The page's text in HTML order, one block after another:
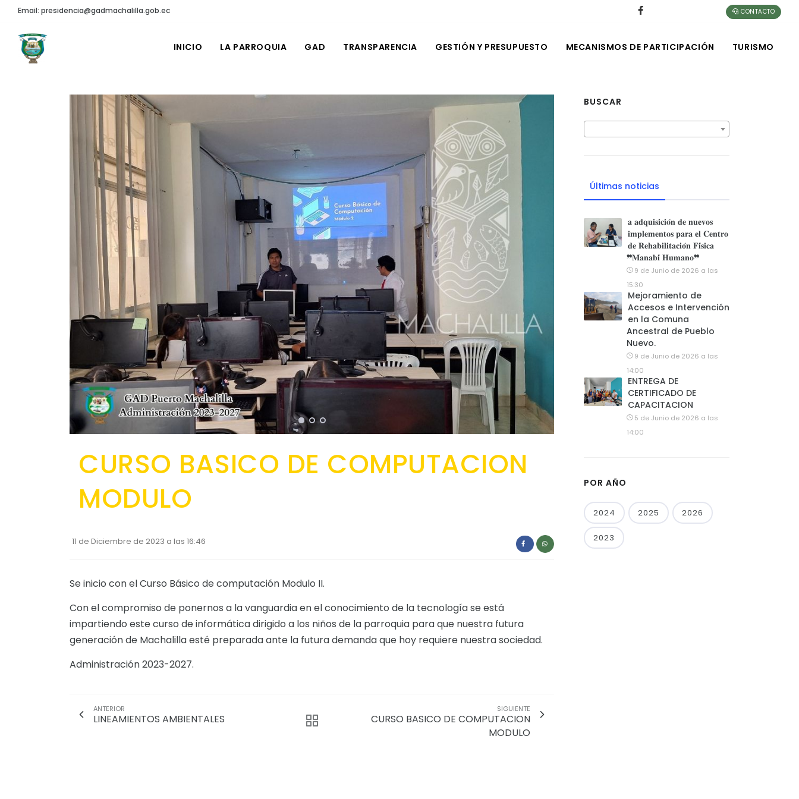
Email: presidencia@gadmachalilla.gob.ec CONTACTO
INICIO LA PARROQUIA GAD TRANSPARENCIA GESTIÓN Y PRESUPUESTO MECANISMOS DE PARTICIPACIÓN TURISMO
CURSO BASICO DE COMPUTACION
MODULO
11 de Diciembre de 2023 a las 16:46
Se inicio con el Curso Básico de computación Modulo II.
Con el compromiso de ponernos a la vanguardia en el conocimiento de la tecnología se está
impartiendo este curso de informática dirigido a los niños de la parroquia para que nuestra futura
generación de Machalilla esté preparada ante la futura demanda que hoy requiere nuestra sociedad.
Administración 2023-2027.
ANTERIOR
LINEAMIENTOS AMBIENTALES
SIGUIENTE
CURSO BASICO DE COMPUTACION
MODULO
BUSCAR
Últimas noticias
𝐚 𝐚𝐝𝐪𝐮𝐢𝐬𝐢𝐜𝐢𝐨́𝐧 𝐝𝐞 𝐧𝐮𝐞𝐯𝐨𝐬
𝐢𝐦𝐩𝐥𝐞𝐦𝐞𝐧𝐭𝐨𝐬 𝐩𝐚𝐫𝐚 𝐞𝐥 𝐂𝐞𝐧𝐭𝐫𝐨
𝐝𝐞 𝐑𝐞𝐡𝐚𝐛𝐢𝐥𝐢𝐭𝐚𝐜𝐢𝐨́𝐧 𝐅𝐢́𝐬𝐢𝐜𝐚
❞𝐌𝐚𝐧𝐚𝐛𝐢́ 𝐇𝐮𝐦𝐚𝐧𝐨❞
9 de Junio de 2026 a las
15:30
Mejoramiento de
Accesos e Intervención
en la Comuna
Ancestral de Pueblo
Nuevo.
9 de Junio de 2026 a las
14:00
ENTREGA DE
CERTIFICADO DE
CAPACITACION
5 de Junio de 2026 a las
14:00
POR AÑO
2024 2025 2026
2023